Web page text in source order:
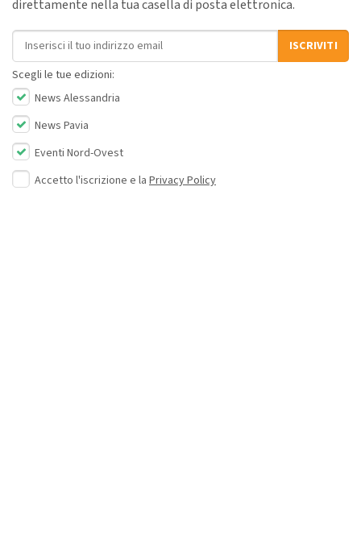
direttamente nella tua casella di posta elettronica.
Indirizzo email
ISCRIVITI
Scegli le tue edizioni:
News Alessandria
News Pavia
Eventi Nord-Ovest
Accetto l'iscrizione e la Privacy Policy